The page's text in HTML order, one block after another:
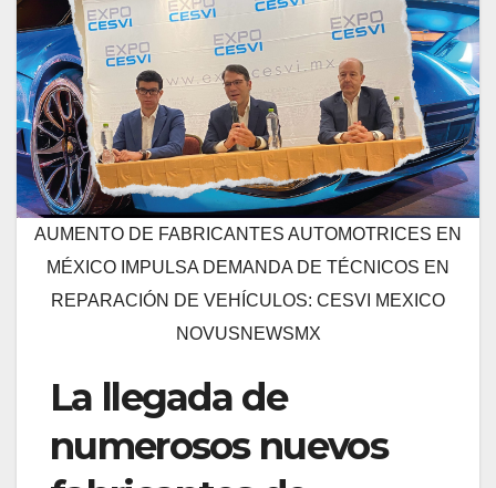
AUMENTO DE FABRICANTES AUTOMOTRICES EN
MÉXICO IMPULSA DEMANDA DE TÉCNICOS EN
REPARACIÓN DE VEHÍCULOS: CESVI MEXICO
NOVUSNEWSMX
La llegada de
numerosos nuevos